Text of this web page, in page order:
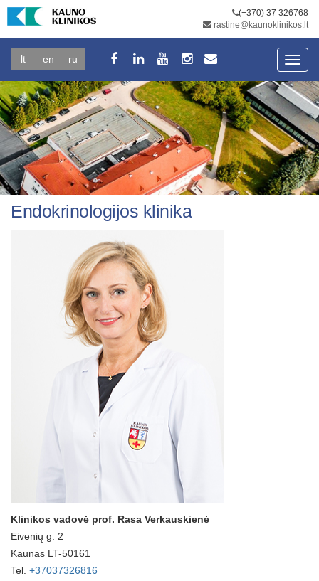
(+370) 37 326768
rastine@kaunoklinikos.lt
lt en ru
Endokrinologijos klinika
Klinikos vadovė prof. Rasa Verkauskienė
Eivenių g. 2
Kaunas LT-50161
Tel. +37037326816